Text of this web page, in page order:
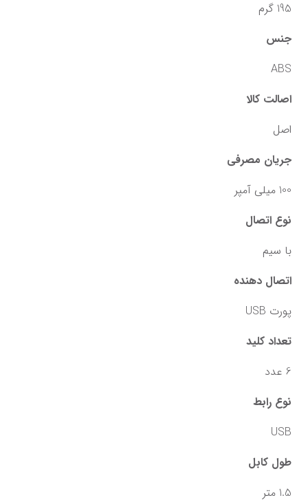
195 گرم
جنس
ABS
اصالت کالا
اصل
جریان مصرفی
100 میلی آمپر
نوع اتصال
با سیم
اتصال دهنده
پورت USB
تعداد کلید
6 عدد
نوع رابط
USB
طول کابل
1.5 متر